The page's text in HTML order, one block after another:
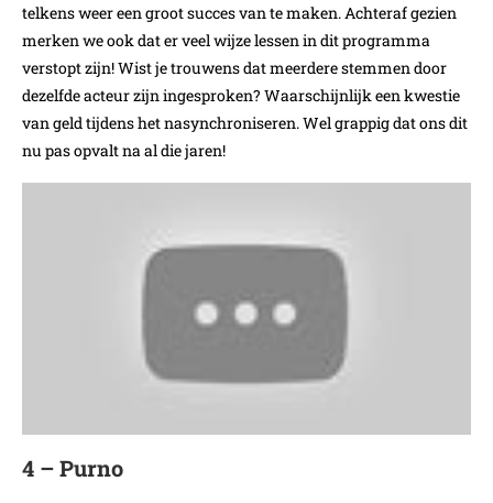
telkens weer een groot succes van te maken. Achteraf gezien
merken we ook dat er veel wijze lessen in dit programma
verstopt zijn! Wist je trouwens dat meerdere stemmen door
dezelfde acteur zijn ingesproken? Waarschijnlijk een kwestie
van geld tijdens het nasynchroniseren. Wel grappig dat ons dit
nu pas opvalt na al die jaren!
4 – Purno